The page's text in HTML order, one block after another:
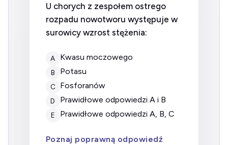
U chorych z zespołem ostrego
rozpadu nowotworu występuje w
surowicy wzrost stężenia:
A kwasu moczowego
B potasu
C fosforanów
D prawidłowe odpowiedzi A i B
E prawidłowe odpowiedzi A, B, C
Poznaj poprawną odpowiedź